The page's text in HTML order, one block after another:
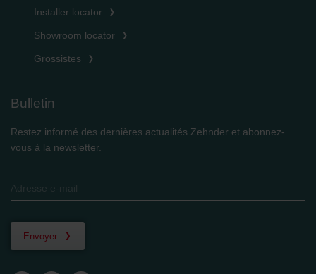
Installer locator
Showroom locator
Grossistes
Bulletin
Restez informé des dernières actualités Zehnder et abonnez-
vous à la newsletter.
Envoyer